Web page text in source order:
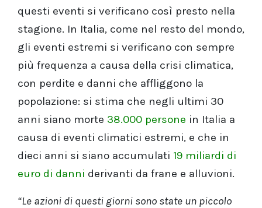
questi eventi si verificano così presto nella
stagione. In Italia, come nel resto del mondo,
gli eventi estremi si verificano con sempre
più frequenza a causa della crisi climatica,
con perdite e danni che affliggono la
popolazione: si stima che negli ultimi 30
anni siano morte 38.000 persone in Italia a
causa di eventi climatici estremi, e che in
dieci anni si siano accumulati 19 miliardi di
euro di danni derivanti da frane e alluvioni.
“Le azioni di questi giorni sono state un piccolo